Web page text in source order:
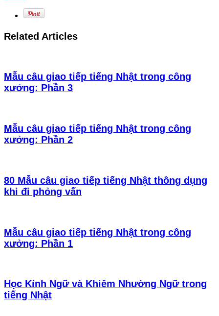
Related Articles
Mẫu câu giao tiếp tiếng Nhật trong công
xưởng: Phần 3
Mẫu câu giao tiếp tiếng Nhật trong công
xưởng: Phần 2
80 Mẫu câu giao tiếp tiếng Nhật thông dụng
khi đi phỏng vấn
Mẫu câu giao tiếp tiếng Nhật trong công
xưởng: Phần 1
Học Kính Ngữ và Khiêm Nhường Ngữ trong
tiếng Nhật